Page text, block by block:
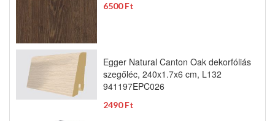
6500 Ft
Egger Natural Canton Oak dekorfóliás
szegőléc, 240x1.7x6 cm, L132
941197EPC026
2490 Ft